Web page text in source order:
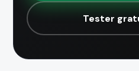
Tester